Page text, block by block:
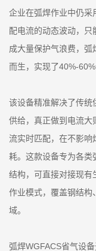
企业在弧焊作业中仍采
配电流的动态波动，只
成大量保护气浪费，弧
而生，实现了40%-60%
该设备精准解决了传统
供给，真正做到电流大
流实时匹配，在不影响
耗。这款设备专为各类
结构，可直接对接现有
作业模式，覆盖钢结构
域。
弧焊WGFACS省气设